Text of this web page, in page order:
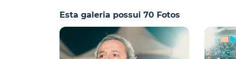
Esta galeria possui 70 Fotos